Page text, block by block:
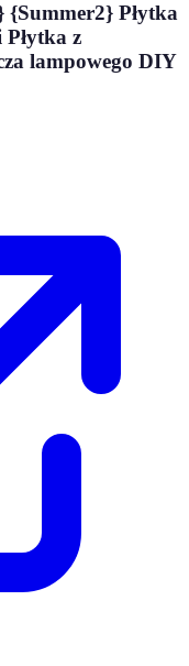
{Summer2} Płytka
z
lampowego DIY